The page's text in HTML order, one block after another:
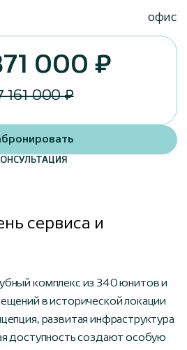
офис
000 ₽
161 000 ₽
сервиса и
комплекс из 340 юнитов и
в исторической локации
развитая инфраструктура
доступность создают особую